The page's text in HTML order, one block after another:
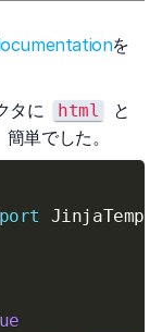
を
タに html と
単でした。